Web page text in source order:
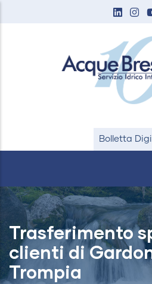
Bolletta
Trasferimento
clienti di
Trompia